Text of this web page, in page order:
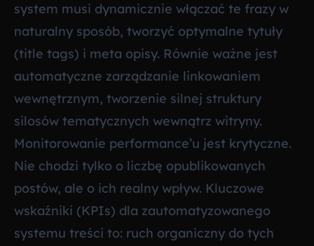
system musi dynamicznie włączać te frazy w
naturalny sposób, tworzyć optymalne tytuły
(title tags) i meta opisy. Równie ważne jest
automatyczne zarządzanie linkowaniem
wewnętrznym, tworzenie silnej struktury
silosów tematycznych wewnątrz witryny.
Monitorowanie performance’u jest krytyczne.
Nie chodzi tylko o liczbę opublikowanych
postów, ale o ich realny wpływ. Kluczowe
wskaźniki (KPIs) dla zautomatyzowanego
systemu treści to: ruch organiczny do tych